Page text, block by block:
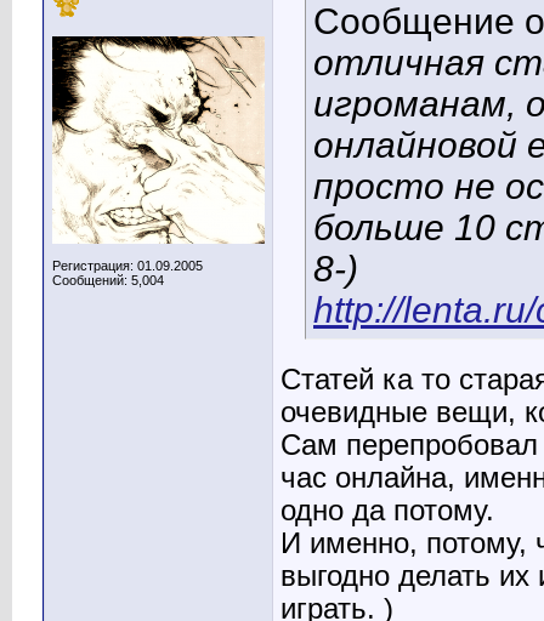
Регистрация: 01.09.2005
Сообщений: 5,004
Сообщение
отличная
игроманам,
онлайновой
просто не
больше 10
8-)
http://
Статей ка то
очевидные вещи,
Сам
час онлайна,
одно да потому.
И именно, потому,
выгодно делать
играть. )